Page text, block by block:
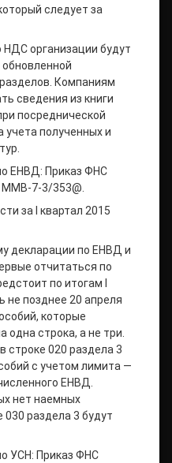
следует за
организации будут
Компаниям
сведения из книги
посреднической
учета полученных и
ЕНВД: Приказ ФНС
ММВ-7-3/353@.
за I квартал 2015
декларации по ЕНВД и
отчитаться по
по итогам I
не позднее 20 апреля
которые
строка, а не три.
строке 020 раздела 3
с учетом лимита —
ЕНВД.
нет наемных
030 раздела 3 будут
УСН: Приказ ФНС